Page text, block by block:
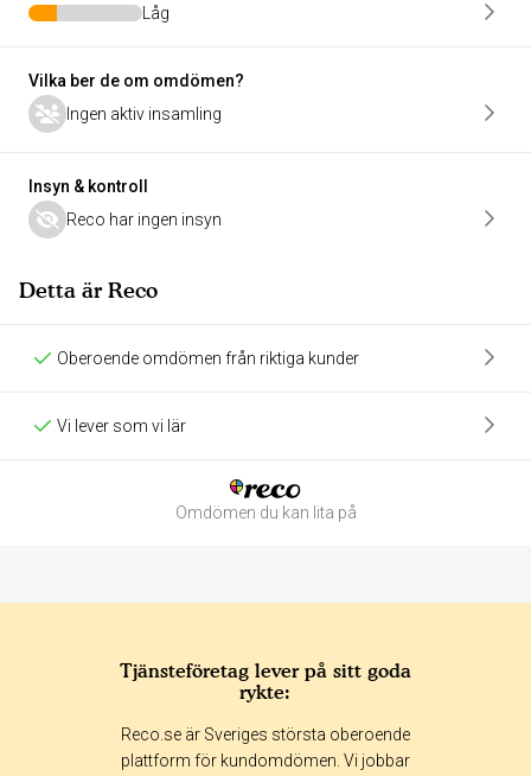
Låg
Vilka ber de om omdömen?
Ingen aktiv insamling
Insyn & kontroll
Reco har ingen insyn
Detta är Reco
Oberoende omdömen från riktiga kunder
Vi lever som vi lär
Omdömen du kan lita på
365 dagar 90 dagar
30 dagar
Tjänsteföretag lever på sitt goda
rykte:
Reco.se är Sveriges största oberoende
plattform för kundomdömen. Vi jobbar